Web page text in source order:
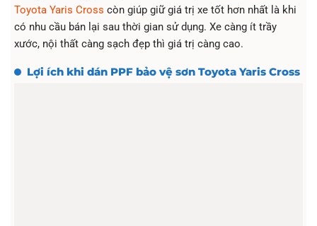
Toyota Yaris Cross còn giúp giữ giá trị xe tốt hơn nhất là khi
có nhu cầu bán lại sau thời gian sử dụng. Xe càng ít trầy
xước, nội thất càng sạch đẹp thì giá trị càng cao.
Lợi ích khi dán PPF bảo vệ sơn Toyota Yaris Cross